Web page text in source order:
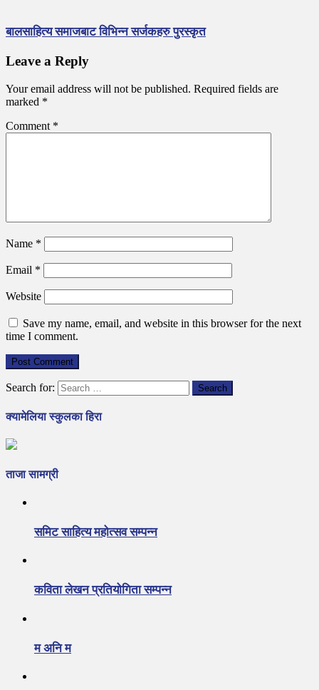
बालसाहित्य समाजबाट विभिन्न सर्जकहरु पुरस्कृत
Leave a Reply
Your email address will not be published. Required fields are
marked *
Comment *
Name *
Email *
Website
Save my name, email, and website in this browser for the next
time I comment.
Search for:
क्यामेलिया स्कुलका हिरा
ताजा सामग्री
समिट साहित्य महोत्सव सम्पन्न
कविता लेखन प्रतियोगिता सम्पन्न
म अनि म